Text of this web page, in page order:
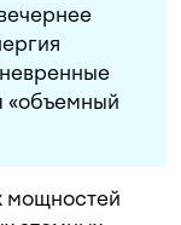
«объемный
мощностей